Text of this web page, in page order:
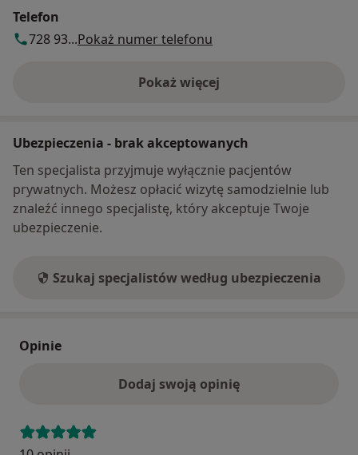
Telefon
728 93...Pokaż numer telefonu
Pokaż więcej
o adresie
Ubezpieczenia - brak akceptowanych
Ten specjalista przyjmuje wyłącznie pacjentów
prywatnych. Możesz opłacić wizytę samodzielnie lub
znaleźć innego specjalistę, który akceptuje Twoje
ubezpieczenie.
Szukaj specjalistów według ubezpieczenia
Opinie
Dodaj swoją opinię